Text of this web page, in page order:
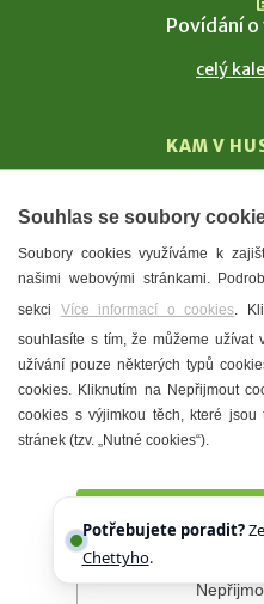
Povídání o
celý
KAM V
T. G.
Městské
Denní
Prohlášení o přístupnosti
Souhlas se soubory
Soubory cookies využíváme k
našimi webovými stránkami.
sekci Více informací o cookies.
souhlasíte s tím, že můžeme užívat
užívání pouze některých typů
cookies. Kliknutím na Nepřijmout
cookies s výjimkou těch, které
stránek (tzv. „Nutné cookies“).
Potřebujete poradit?
Chettyho.